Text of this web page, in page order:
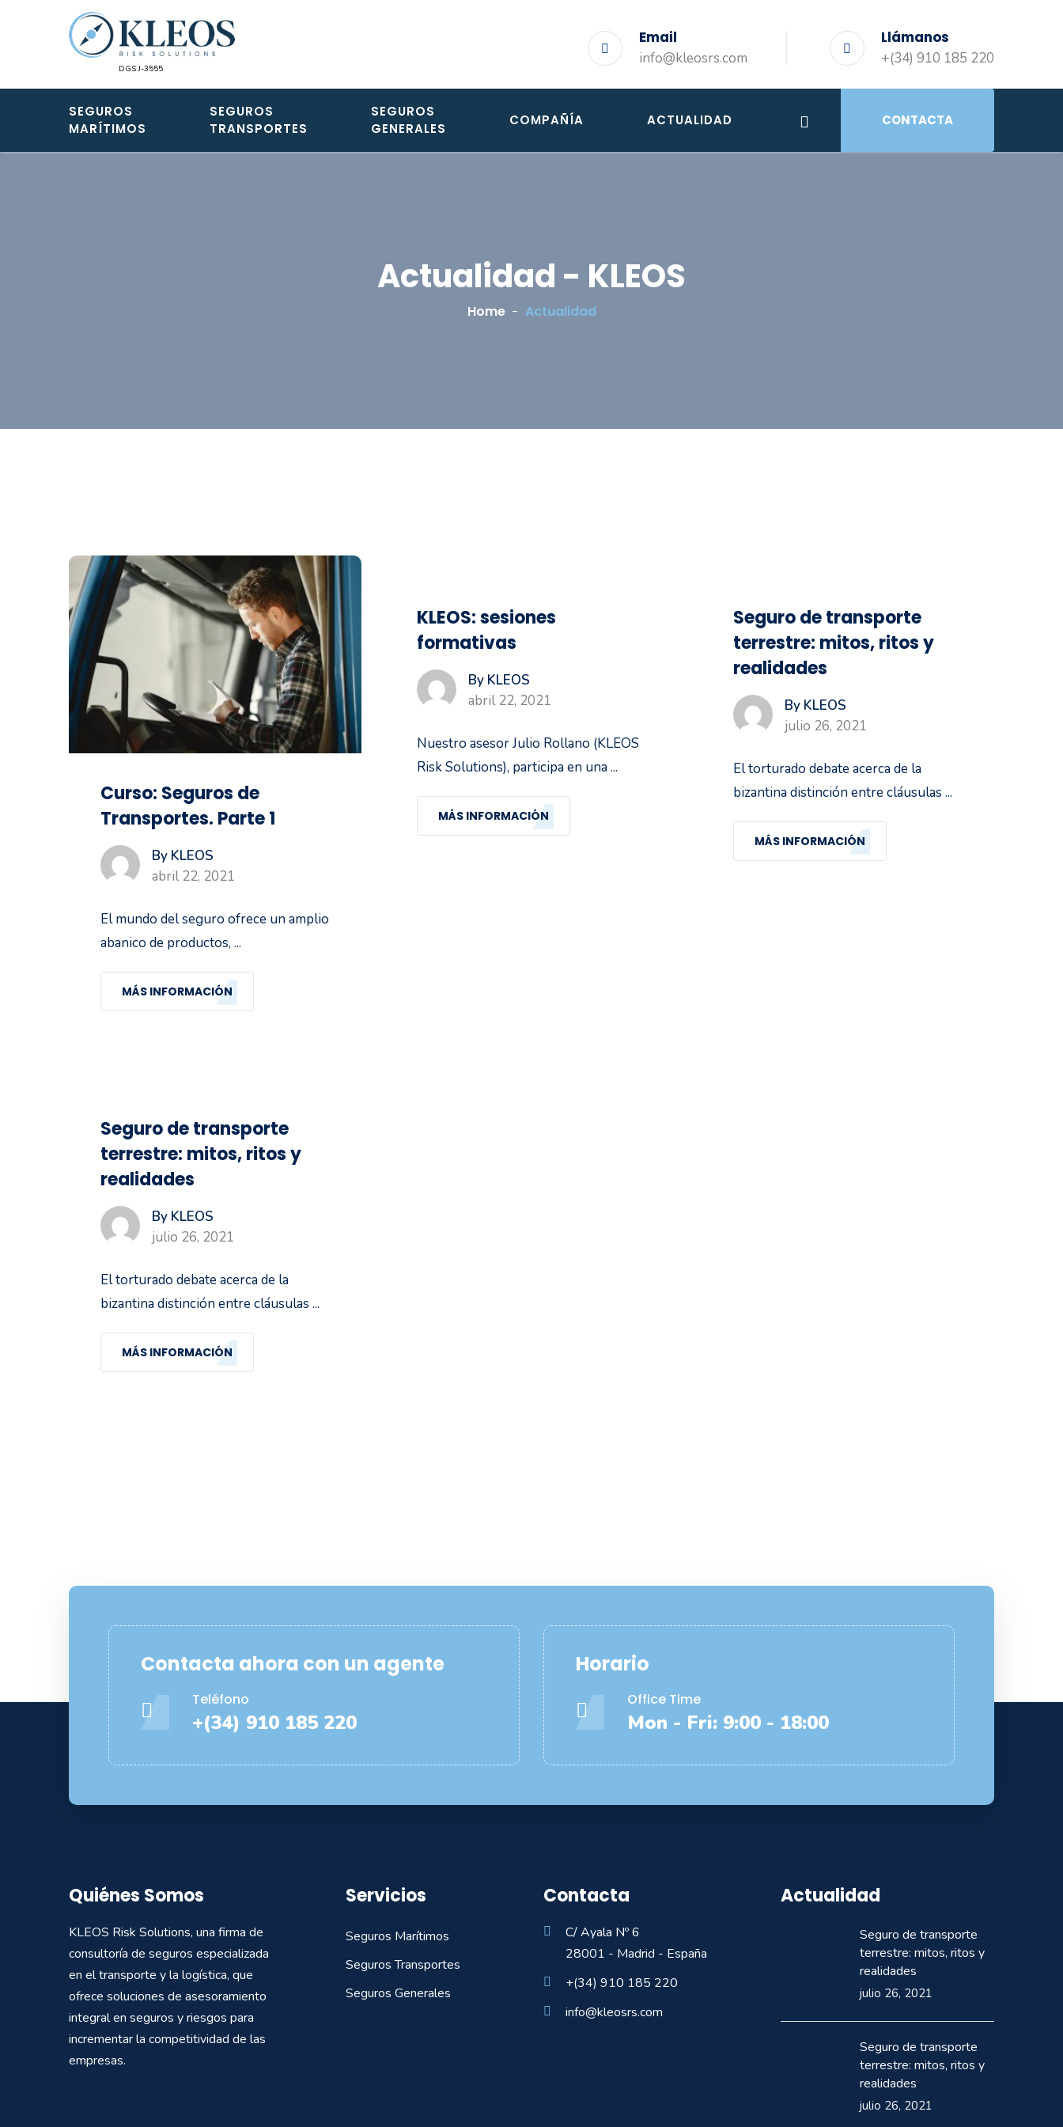
Email
info@kleosrs.com
Llámanos
+(34) 910 185 220
SEGUROS
MARÍTIMOS
SEGUROS
TRANSPORTES
SEGUROS
GENERALES
COMPAÑÍA ACTUALIDAD CONTACTA
Actualidad - KLEOS
Home Actualidad
Curso: Seguros de
Transportes. Parte 1
By KLEOS
abril 22, 2021
El mundo del seguro ofrece un amplio
abanico de productos, ...
MÁS INFORMACIÓN
KLEOS: sesiones
formativas
By KLEOS
abril 22, 2021
Nuestro asesor Julio Rollano (KLEOS
Risk Solutions), participa en una ...
MÁS INFORMACIÓN
Seguro de transporte
terrestre: mitos, ritos y
realidades
By KLEOS
julio 26, 2021
El torturado debate acerca de la
bizantina distinción entre cláusulas ...
MÁS INFORMACIÓN
Seguro de transporte
terrestre: mitos, ritos y
realidades
By KLEOS
julio 26, 2021
El torturado debate acerca de la
bizantina distinción entre cláusulas ...
MÁS INFORMACIÓN
Contacta ahora con un agente
Teléfono
+(34) 910 185 220
Horario
Office Time
Mon - Fri: 9:00 - 18:00
Quiénes Somos
KLEOS Risk Solutions, una firma de
consultoría de seguros especializada
en el transporte y la logística, que
ofrece soluciones de asesoramiento
integral en seguros y riesgos para
incrementar la competitividad de las
empresas.
Servicios
Seguros Marítimos
Seguros Transportes
Seguros Generales
Contacta
C/ Ayala Nº 6
28001 - Madrid - España
+(34) 910 185 220
info@kleosrs.com
Actualidad
Seguro de transporte
terrestre: mitos, ritos y
realidades
julio 26, 2021
Seguro de transporte
terrestre: mitos, ritos y
realidades
julio 26, 2021